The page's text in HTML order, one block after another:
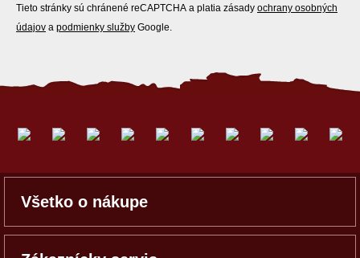
Tieto stránky sú chránené reCAPTCHA a platia zásady ochrany osobných
údajov a podmienky služby Google.
Všetko o nákupe